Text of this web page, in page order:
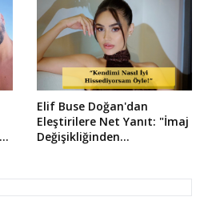
Elif Buse Doğan'dan
Eleştirilere Net Yanıt: "İmaj
Değişikliğinden